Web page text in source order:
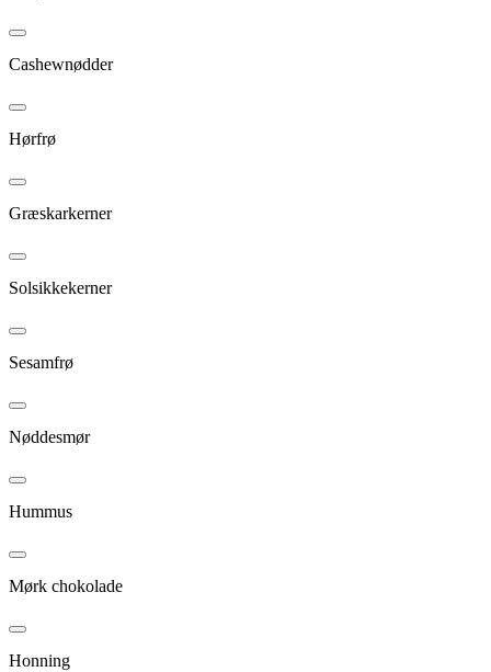
Cashewnødder
Hørfrø
Græskarkerner
Solsikkekerner
Sesamfrø
Nøddesmør
Hummus
Mørk chokolade
Honning